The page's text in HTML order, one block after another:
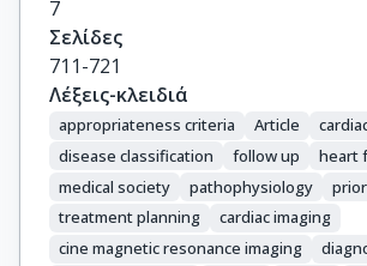
7
Σελίδες
711-721
Λέξεις-κλειδιά
appropriateness criteria Article
disease classification
follow up heart
medical society
pathophysiology
treatment planning
cardiac imaging
cine magnetic resonance imaging